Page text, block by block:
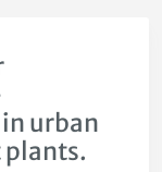
urban